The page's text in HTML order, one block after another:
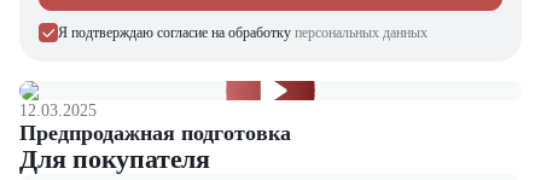
Я подтверждаю согласие на обработку персональных данных
12.03.2025
Предпродажная подготовка
Для покупателя